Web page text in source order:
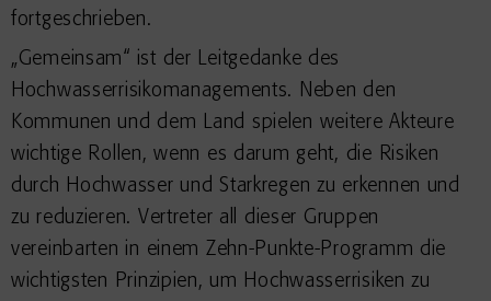
fortgeschrieben.
„Gemeinsam“ ist der Leitgedanke des
Hochwasserrisikomanagements. Neben den
Kommunen und dem Land spielen weitere Akteure
wichtige Rollen, wenn es darum geht, die Risiken
durch Hochwasser und Starkregen zu erkennen und
zu reduzieren. Vertreter all dieser Gruppen
vereinbarten in einem Zehn-Punkte-Programm die
wichtigsten Prinzipien, um Hochwasserrisiken zu